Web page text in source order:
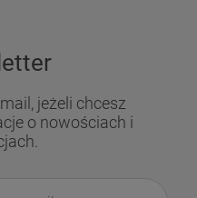
jeżeli chcesz
o nowościach i